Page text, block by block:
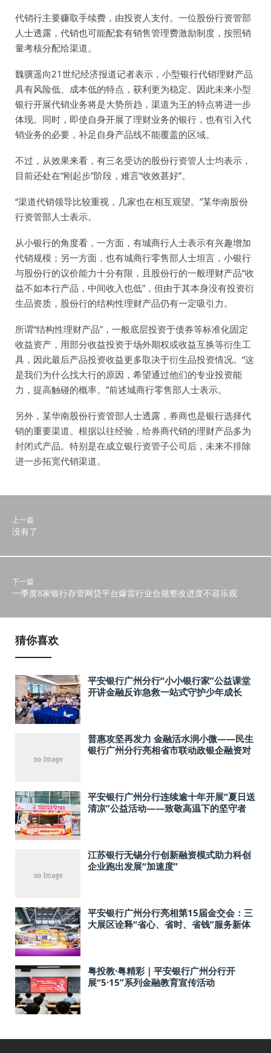
代销行主要赚取手续费，由投资人支付。一位股份行资管部
人士透露，代销也可能配套有销售管理费激励制度，按照销
量考核分配给渠道。
魏骥遥向21世纪经济报道记者表示，小型银行代销理财产品
具有风险低、成本低的特点，获利更为稳定。因此未来小型
银行开展代销业务将是大势所趋，渠道为王的特点将进一步
体现。同时，即使自身开展了理财业务的银行，也有引入代
销业务的必要，补足自身产品线不能覆盖的区域。
不过，从效果来看，有三名受访的股份行资管人士均表示，
目前还处在“刚起步”阶段，难言“收效甚好”。
“渠道代销领导比较重视，几家也在相互观望。”某华南股份
行资管部人士表示。
从小银行的角度看，一方面，有城商行人士表示有兴趣增加
代销规模；另一方面，也有城商行零售部人士坦言，小银行
与股份行的议价能力十分有限，且股份行的一般理财产品“收
益不如本行产品，中间收入也低”，但由于其本身没有投资衍
生品资质，股份行的结构性理财产品仍有一定吸引力。
所谓“结构性理财产品”，一般底层投资于债券等标准化固定
收益资产，用部分收益投资于场外期权或收益互换等衍生工
具，因此最后产品投资收益更多取决于衍生品投资情况。“这
是我们为什么找大行的原因，希望通过他们的专业投资能
力，提高触碰的概率。”前述城商行零售部人士表示。
另外，某华南股份行资管部人士透露，券商也是银行选择代
销的重要渠道。根据以往经验，给券商代销的理财产品多为
封闭式产品。特别是在成立银行资管子公司后，未来不排除
进一步拓宽代销渠道。
上一篇
没有了
下一篇
一季度8家银行存管网贷平台爆雷行业合规整改进度不容乐观
猜你喜欢
平安银行广州分行“小小银行家”公益课堂
开讲金融反诈急救一站式守护少年成长
普惠攻坚再发力 金融活水润小微——民生
银行广州分行亮相省市联动政银企融资对
平安银行广州分行连续逾十年开展“夏日送
清凉”公益活动——致敬高温下的坚守者
江苏银行无锡分行创新融资模式助力科创
企业跑出发展“加速度”
平安银行广州分行亮相第15届金交会：三
大展区诠释“省心、省时、省钱”服务新体
粤投教·粤精彩｜平安银行广州分行开
展“5·15”系列金融教育宣传活动